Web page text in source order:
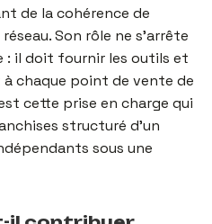
de la cohérence de
Son rôle ne s'arrête
: il doit fournir les outils et
chaque point de vente de
cette prise en charge qui
structuré d'un
sous une